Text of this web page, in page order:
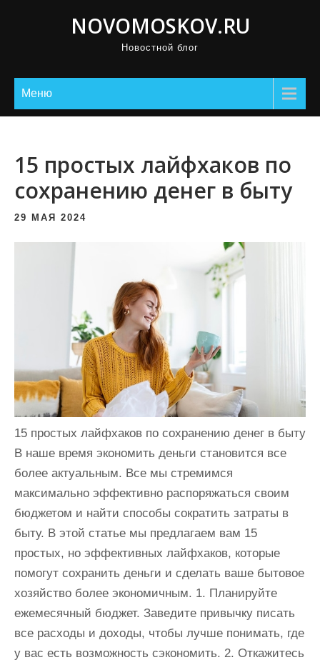
NOVOMOSKOV.RU
Новостной блог
Меню
15 простых лайфхаков по
сохранению денег в быту
29 МАЯ 2024
15 простых лайфхаков по сохранению денег в быту
В наше время экономить деньги становится все
более актуальным. Все мы стремимся
максимально эффективно распоряжаться своим
бюджетом и найти способы сократить затраты в
быту. В этой статье мы предлагаем вам 15
простых, но эффективных лайфхаков, которые
помогут сохранить деньги и сделать ваше бытовое
хозяйство более экономичным. 1. Планируйте
ежемесячный бюджет. Заведите привычку писать
все расходы и доходы, чтобы лучше понимать, где
у вас есть возможность сэкономить. 2. Откажитесь